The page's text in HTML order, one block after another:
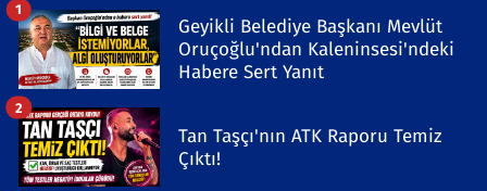
Geyikli Belediye Başkanı Mevlüt
Oruçoğlu'ndan Kaleninsesi'ndeki
Habere Sert Yanıt
1
Tan Taşçı'nın ATK Raporu Temiz
Çıktı!
2